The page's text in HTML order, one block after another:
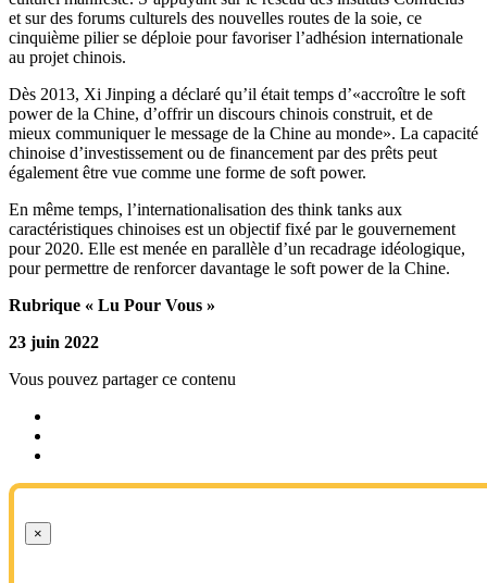
et sur des forums culturels des nouvelles routes de la soie, ce
cinquième pilier se déploie pour favoriser l’adhésion internationale
au projet chinois.
Dès 2013, Xi Jinping a déclaré qu’il était temps d’«accroître le soft
power de la Chine, d’offrir un discours chinois construit, et de
mieux communiquer le message de la Chine au monde». La capacité
chinoise d’investissement ou de financement par des prêts peut
également être vue comme une forme de soft power.
En même temps, l’internationalisation des think tanks aux
caractéristiques chinoises est un objectif fixé par le gouvernement
pour 2020. Elle est menée en parallèle d’un recadrage idéologique,
pour permettre de renforcer davantage le soft power de la Chine.
Rubrique « Lu Pour Vous »
23 juin 2022
Vous pouvez partager ce contenu
×